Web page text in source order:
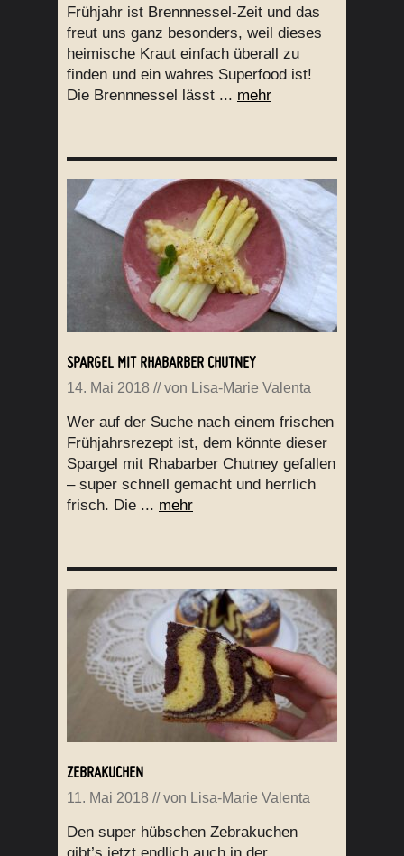
Frühjahr ist Brennnessel-Zeit und das
freut uns ganz besonders, weil dieses
heimische Kraut einfach überall zu
finden und ein wahres Superfood ist!
Die Brennnessel lässt ... mehr
SPARGEL MIT RHABARBER CHUTNEY
14. Mai 2018 // von Lisa-Marie Valenta
Wer auf der Suche nach einem frischen
Frühjahrsrezept ist, dem könnte dieser
Spargel mit Rhabarber Chutney gefallen
– super schnell gemacht und herrlich
frisch. Die ... mehr
ZEBRAKUCHEN
11. Mai 2018 // von Lisa-Marie Valenta
Den super hübschen Zebrakuchen